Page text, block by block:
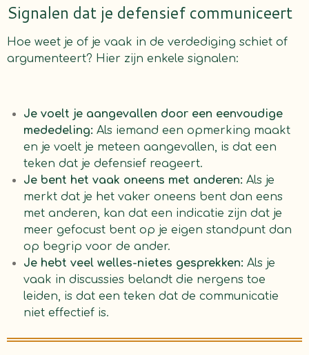
Signalen dat je defensief communiceert
Hoe weet je of je vaak in de verdediging schiet of
argumenteert? Hier zijn enkele signalen:
Je voelt je aangevallen door een eenvoudige
mededeling: Als iemand een opmerking maakt
en je voelt je meteen aangevallen, is dat een
teken dat je defensief reageert.
Je bent het vaak oneens met anderen: Als je
merkt dat je het vaker oneens bent dan eens
met anderen, kan dat een indicatie zijn dat je
meer gefocust bent op je eigen standpunt dan
op begrip voor de ander.
Je hebt veel welles-nietes gesprekken: Als je
vaak in discussies belandt die nergens toe
leiden, is dat een teken dat de communicatie
niet effectief is.